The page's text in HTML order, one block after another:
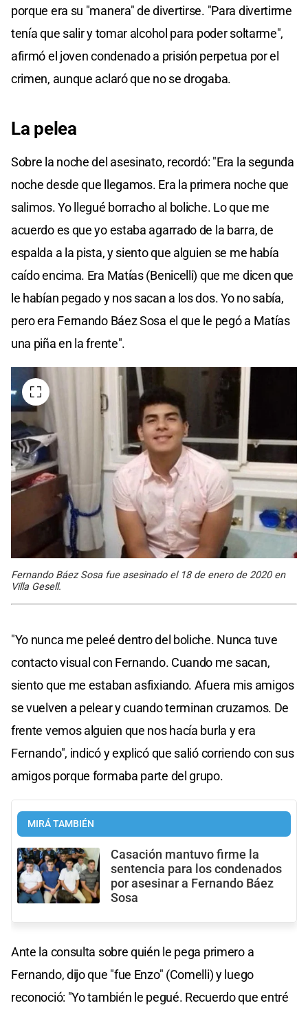
porque era su "manera" de divertirse. "Para divertirme
tenía que salir y tomar alcohol para poder soltarme",
afirmó el joven condenado a prisión perpetua por el
crimen, aunque aclaró que no se drogaba.
La pelea
Sobre la noche del asesinato, recordó: "Era la segunda
noche desde que llegamos. Era la primera noche que
salimos. Yo llegué borracho al boliche. Lo que me
acuerdo es que yo estaba agarrado de la barra, de
espalda a la pista, y siento que alguien se me había
caído encima. Era Matías (Benicelli) que me dicen que
le habían pegado y nos sacan a los dos. Yo no sabía,
pero era Fernando Báez Sosa el que le pegó a Matías
una piña en la frente".
Fernando Báez Sosa fue asesinado el 18 de enero de 2020 en
Villa Gesell.
"Yo nunca me peleé dentro del boliche. Nunca tuve
contacto visual con Fernando. Cuando me sacan,
siento que me estaban asfixiando. Afuera mis amigos
se vuelven a pelear y cuando terminan cruzamos. De
frente vemos alguien que nos hacía burla y era
Fernando", indicó y explicó que salió corriendo con sus
amigos porque formaba parte del grupo.
MIRÁ TAMBIÉN
Casación mantuvo firme la
sentencia para los condenados
por asesinar a Fernando Báez
Sosa
Ante la consulta sobre quién le pega primero a
Fernando, dijo que "fue Enzo" (Comelli) y luego
reconoció: "Yo también le pegué. Recuerdo que entré